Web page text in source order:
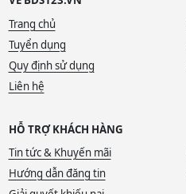
Trang chủ
Tuyển dụng
Quy định sử dụng
Liên hệ
HỖ TRỢ KHÁCH HÀNG
Tin tức & Khuyến mãi
Hướng dẫn đăng tin